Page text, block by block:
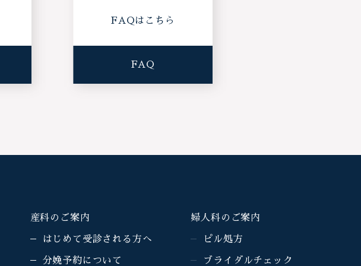
FAQはこちら
FAQ
産科のご案内
はじめて受診される方へ
分娩予約について
婦人科のご案内
ピル処方
ブライダルチェック